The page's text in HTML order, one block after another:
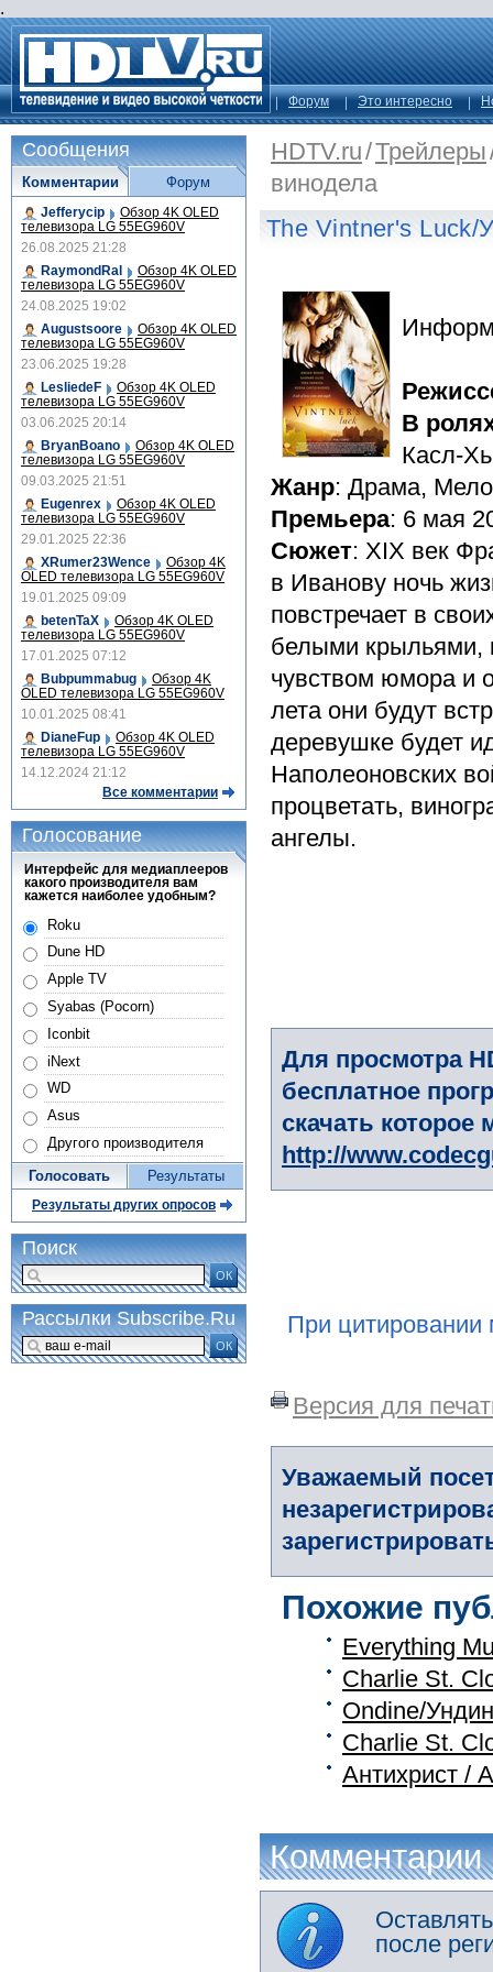
.
Форум Это интересно
HDTV.ru/Трейлеры
винодела
The Vintner's Luck/
В
Касл-
Жанр: Драма,
Премьера: 6 мая
Сюжет: XIX век
в Иванову ночь
повстречает в
белыми крыльями,
чувством юмора и
лета они будут
деревушке будет
Наполеоновских
процветать,
ангелы.
Для просмотра
бесплатное
скачать
http://
При цитировании
Версия для
Уважаемый
Похожие
Everything
Charlie St.
Ondine/
Charlie St.
Антихрист /
Комментарии
после
Сообщения
Комментарии
Jefferycip Обзор 4K OLED
телевизора LG 55EG960V
26.08.2025 21:28
RaymondRal
Обзор 4K OLED
телевизора LG 55EG960V
24.08.2025 19:02
Augustsoore
Обзор 4K OLED
телевизора LG 55EG960V
23.06.2025 19:28
LesliedeF
Обзор 4K OLED
телевизора LG 55EG960V
03.06.2025 20:14
BryanBoano
Обзор 4K OLED
телевизора LG 55EG960V
09.03.2025 21:51
Eugenrex
Обзор 4K OLED
телевизора LG 55EG960V
29.01.2025 22:36
XRumer23Wence
Обзор 4K
OLED телевизора LG 55EG960V
19.01.2025 09:09
betenTaX
Обзор 4K OLED
телевизора LG 55EG960V
17.01.2025 07:12
Bubpummabug
Обзор 4K
OLED телевизора LG 55EG960V
10.01.2025 08:41
DianeFup
Обзор 4K OLED
телевизора LG 55EG960V
14.12.2024 21:12
Все комментарии
Форум
Голосование
Интерфейс для медиаплееров
какого производителя вам
кажется наиболее удобным?
Roku
Dune HD
Apple TV
Syabas (Pocorn)
Iconbit
iNext
WD
Asus
Другого производителя
Голосовать Результаты
Результаты других опросов
Поиск
ОК
Рассылки Subscribe.Ru
ОК